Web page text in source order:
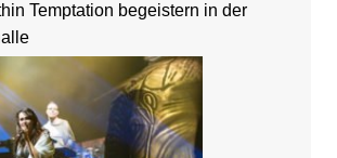
Temptation begeistern in der